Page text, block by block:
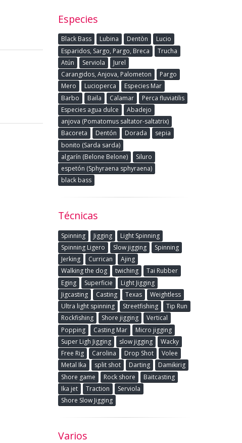
Especies
Black Bass Lubina Dentòn
Lucio
Esparidos, Sargo, Pargo, Breca
Trucha
Atún
Serviola
Jurel
Carangidos, Anjova, Palometon
Pargo
Mero
Lucioperca
Especies Mar
Barbo
Baila Calamar
Perca fluviatilis
Especies agua dulce
Abadejo
anjova (Pomatomus saltator-saltatrix)
Bacoreta
Dentón Dorada
sepia
bonito (Sarda sarda)
algarín (Belone Belone)
Siluro
espetón (Sphyraena sphyraena)
black bass
Técnicas
Spinning Jigging
Light Spinning
Spinning Ligero
Slow jigging
Spinning
Jerking
Currican
Ajing
Walking the dog
twiching
Tai Rubber
Eging
Superficie
Light Jigging
Jigcasting
Casting Texas
Weightless
Ultra light spinning
Streetfishing
Tip Run
Rockfishing
Shore jigging
Vertical
Popping
Casting Mar
Micro jigging
Super Ligh Jigging
slow jigging
Wacky
Free Rig
Carolina Drop Shot
Volee
Metal Ika
split shot Darting
Damikirig
Shore game
Rock shore
Baitcasting
Ika jet
Traction
Serviola
Shore Slow Jigging
Varios